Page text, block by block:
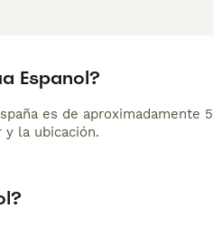
Espanol?
es de aproximadamente
la ubicación.